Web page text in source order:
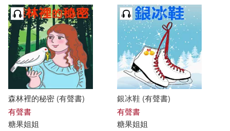
森林裡的秘密 (有聲書)
有聲書
糖果姐姐
銀冰鞋 (有聲書)
有聲書
糖果姐姐